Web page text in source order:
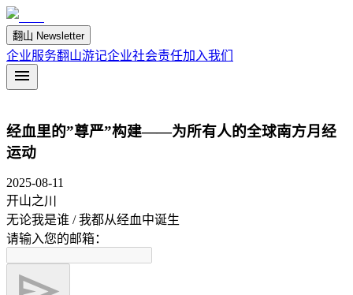
翻山 Newsletter
企业服务翻山游记企业社会责任加入我们
经血里的”尊严”构建——为所有人的全球南方月经
运动
2025-08-11
开山之川
无论我是谁 / 我都从经血中诞生
请输入您的邮箱：